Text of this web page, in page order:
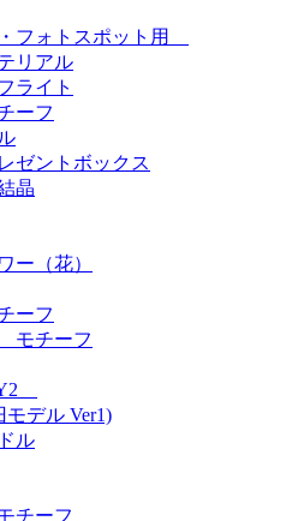
フォトスポット用
リアル
ライト
ーフ
ゼントボックス
晶
ー（花）
ーフ
モチーフ
デル Ver1)
ル
チーフ